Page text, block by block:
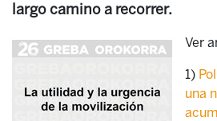
largo camino a recorrer.
Ver
1)
una